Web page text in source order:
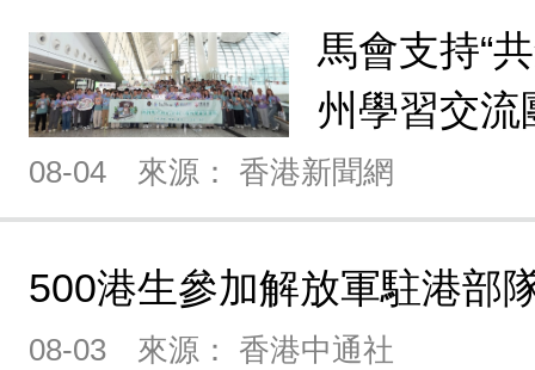
馬會支持“
州學習交流
08-04 來源： 香港新聞網
500港生參加解放軍駐港部
08-03 來源： 香港中通社